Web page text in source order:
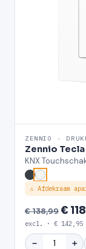
ZENNIO ·
Zennio
KNX
⚠ Afdekraam
€ 138,99€
excl. · €
− ＋